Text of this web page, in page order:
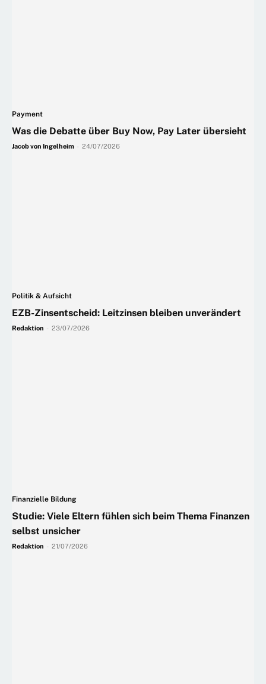
Payment
Was die Debatte über Buy Now, Pay Later übersieht
Jacob von Ingelheim 24/07/2026
Politik & Aufsicht
EZB-Zinsentscheid: Leitzinsen bleiben unverändert
Redaktion 23/07/2026
Finanzielle Bildung
Studie: Viele Eltern fühlen sich beim Thema Finanzen
selbst unsicher
Redaktion 21/07/2026